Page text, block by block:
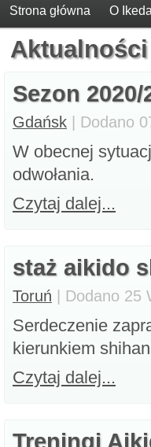
Strona główna O
Aktualności
Sezon
Gdańsk | Dodano
W obecnej
odwołania.
Czytaj dalej...
staż aikido
Toruń | Dodano 25
Serdeczenie
kierunkiem
Czytaj dalej...
Treningi